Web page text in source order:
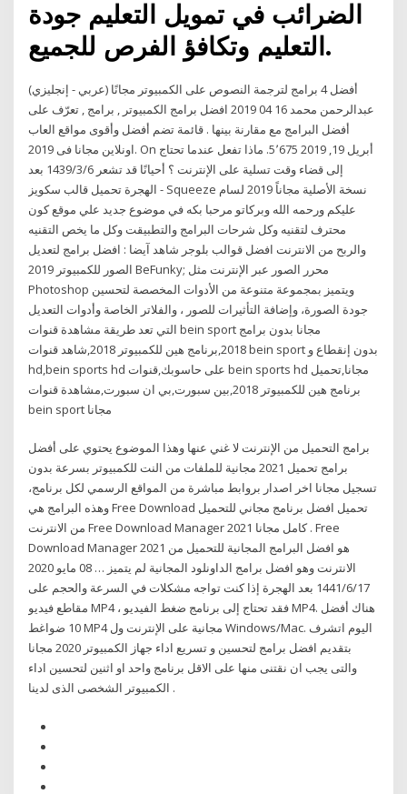
الضرائب في تمويل التعليم جودة
التعليم وتكافؤ الفرص للجميع.
أفضل 4 برامج لترجمة النصوص على الكمبيوتر مجانًا (عربي - إنجليزي)
عبدالرحمن محمد 16 04 2019 افضل برامج الكمبيوتر , برامج , تعرّف على
أفضل البرامج مع مقارنة بينها . قائمة تضم أفضل وأقوى مواقع العاب
اونلاين مجانا فى 2019. On أبريل 19, 2019 5٬675. ماذا تفعل عندما تحتاج
إلى قضاء وقت تسلية على الإنترنت ؟ أحيانًا قد تشعر 6‏‏/3‏‏/1439 بعد
الهجرة تحميل قالب سكويز - Squeeze نسخة الأصلية مجاناً 2019 لسام
عليكم ورحمه الله وبركاتو مرحبا بكه في موضوع جديد علي موقع كون
محترف لتقنيه وكل شرحات البرامج والتطبيقت وكل ما يخص التقنيه
والربح من الانترنت افضل قوالب بلوجر شاهد آيضا : افضل برامج لتعديل
الصور للكمبيوتر 2019 BeFunky; محرر الصور عبر الإنترنت مثل
Photoshop ويتميز بمجموعة متنوعة من الأدوات المخصصة لتحسين
جودة الصورة، وإضافة التأثيرات للصور ، والفلاتر الخاصة وأدوات التعديل
التي تعد طريقة مشاهدة قنوات bein sport مجانا بدون برامج
2018,برنامج هين للكمبيوتر 2018,شاهد قنوات bein sport بدون إنقطاع و
hd,bein sports hd على حاسوبك,قنوات bein sports hd مجانا,تحميل
برنامج هين للكمبيوتر 2018,بين سبورت,بي ان سبورت,مشاهدة قنوات
bein sport مجانا
برامج التحميل من الإنترنت لا غني عنها وهذا الموضوع يحتوي على أفضل
برامج تحميل 2021 مجانية للملفات من النت للكمبيوتر بسرعة بدون
تسجيل مجانا اخر اصدار بروابط مباشرة من المواقع الرسمي لكل برنامج،
وهذه البرامج هي Free Download تحميل افضل برنامج مجاني للتحميل
من الانترنت Free Download Manager 2021 كامل مجانا . Free
Download Manager 2021 هو افضل البرامج المجانية للتحميل من
الانترنت وهو افضل برامج الداونلود المجانية لم يتميز … 08 مايو 2020
17‏‏/6‏‏/1441 بعد الهجرة إذا كنت تواجه مشكلات في السرعة والحجم على
مقاطع فيديو MP4 ، فقد تحتاج إلى برنامج ضغط الفيديو MP4. هناك أفضل
10 ضواغط MP4 مجانية على الإنترنت ول Windows/Mac. اليوم اتشرف
بتقديم افضل برامج لتحسين و تسريع اداء جهاز الكمبيوتر 2020 مجانا
والتى يجب ان نقتنى منها على الاقل برنامج واحد او اثنين لتحسين اداء
الكمبيوتر الشخصى الذى لدينا .